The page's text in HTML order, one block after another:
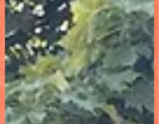
Tennisverband während der Hitzewelle
ermöglichten Spielabsagen und den daraus
resultierenden vielen Spielverlegungen auf
dieses Wochenende, hielten sich die
Anmeldungen für das Turnier doch in
überschaubaren Grenzen. Es gab dann
lediglich 80 Meldungen für für 9 Herren und 2
Damenkonkurrenzen. Einer Verlegung des
Turnie